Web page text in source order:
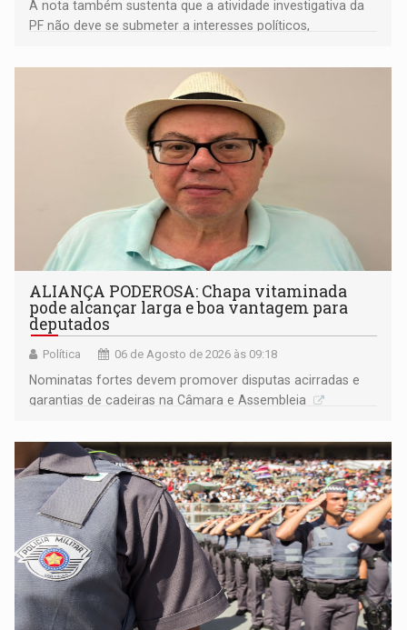
A nota também sustenta que a atividade investigativa da
PF não deve se submeter a interesses políticos,
ALIANÇA PODEROSA: Chapa vitaminada
pode alcançar larga e boa vantagem para
deputados
Política 06 de Agosto de 2026 às 09:18
Nominatas fortes devem promover disputas acirradas e
garantias de cadeiras na Câmara e Assembleia